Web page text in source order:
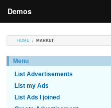
Demos
Market
Contributors
HOME MARKET
Menu
List Advertisements
List my Ads
List Ads I joined